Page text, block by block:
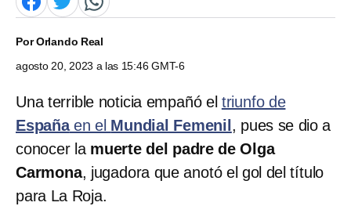
PorOrlando Real
agosto 20, 2023 a las 15:46 GMT-6
Una terrible noticia empañó el triunfo de
Españaen el Mundial Femenil , pues se dio a
conocer la muerte del padre de Olga
Carmona, jugadora que anotó el gol del título
para La Roja.